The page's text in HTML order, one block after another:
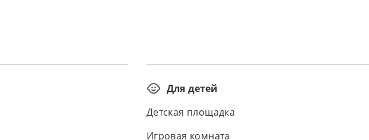
Для детей
Детская площадка
Игровая комната